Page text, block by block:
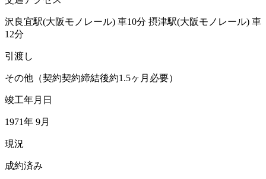
沢良宜駅(大阪モノレール) 車10分 摂津駅(大阪モノレール) 車
12分
引渡し
その他（契約契約締結後約1.5ヶ月必要）
竣工年月日
1971年 9月
現況
成約済み